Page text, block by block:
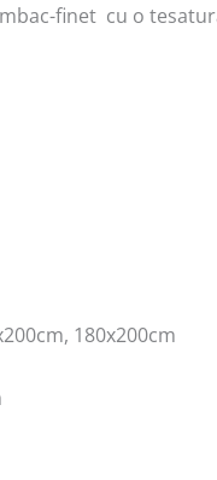
finet cu o
180x200cm